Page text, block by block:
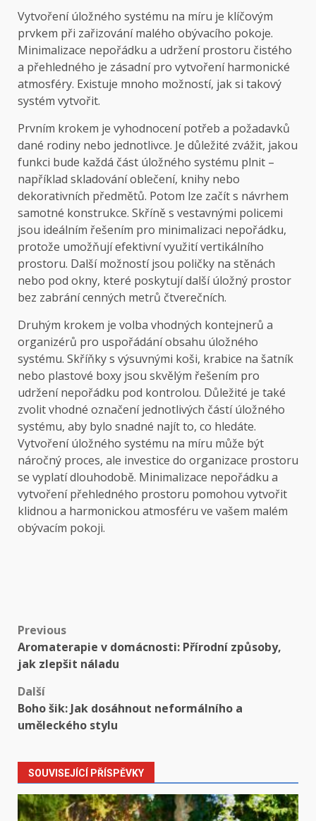
Vytvoření úložného systému na míru je klíčovým
prvkem při zařizování malého obývacího pokoje.
Minimalizace nepořádku a udržení prostoru čistého
a přehledného je zásadní pro vytvoření harmonické
atmosféry. Existuje mnoho možností, jak si takový
systém vytvořit.
Prvním krokem je vyhodnocení potřeb a požadavků
dané rodiny nebo jednotlivce. Je důležité zvážit, jakou
funkci bude každá část úložného systému plnit –
například skladování oblečení, knihy nebo
dekorativních předmětů. Potom lze začít s návrhem
samotné konstrukce. Skříně s vestavnými policemi
jsou ideálním řešením pro minimalizaci nepořádku,
protože umožňují efektivní využití vertikálního
prostoru. Další možností jsou poličky na stěnách
nebo pod okny, které poskytují další úložný prostor
bez zabrání cenných metrů čtverečních.
Druhým krokem je volba vhodných kontejnerů a
organizérů pro uspořádání obsahu úložného
systému. Skříňky s výsuvnými koši, krabice na šatník
nebo plastové boxy jsou skvělým řešením pro
udržení nepořádku pod kontrolou. Důležité je také
zvolit vhodné označení jednotlivých částí úložného
systému, aby bylo snadné najít to, co hledáte.
Vytvoření úložného systému na míru může být
náročný proces, ale investice do organizace prostoru
se vyplatí dlouhodobě. Minimalizace nepořádku a
vytvoření přehledného prostoru pomohou vytvořit
klidnou a harmonickou atmosféru ve vašem malém
obývacím pokoji.
Post
navigation
Previous
Aromaterapie v domácnosti: Přírodní způsoby,
jak zlepšit náladu
Další
Boho šik: Jak dosáhnout neformálního a
uměleckého stylu
SOUVISEJÍCÍ PŘÍSPĚVKY